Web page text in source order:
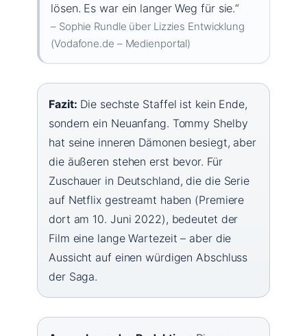
lösen. Es war ein langer Weg für sie.“
– Sophie Rundle über Lizzies Entwicklung
(Vodafone.de – Medienportal)
Fazit: Die sechste Staffel ist kein Ende,
sondern ein Neuanfang. Tommy Shelby
hat seine inneren Dämonen besiegt, aber
die äußeren stehen erst bevor. Für
Zuschauer in Deutschland, die die Serie
auf Netflix gestreamt haben (Premiere
dort am 10. Juni 2022), bedeutet der
Film eine lange Wartezeit – aber die
Aussicht auf einen würdigen Abschluss
der Saga.